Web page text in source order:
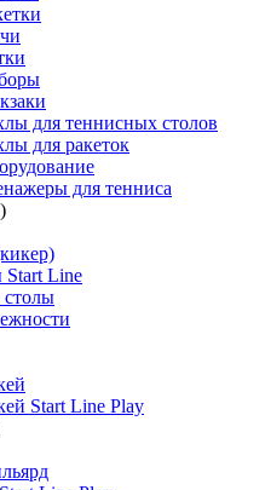
для теннисных столов
для ракеток
для тенниса
Line
Start Line Play